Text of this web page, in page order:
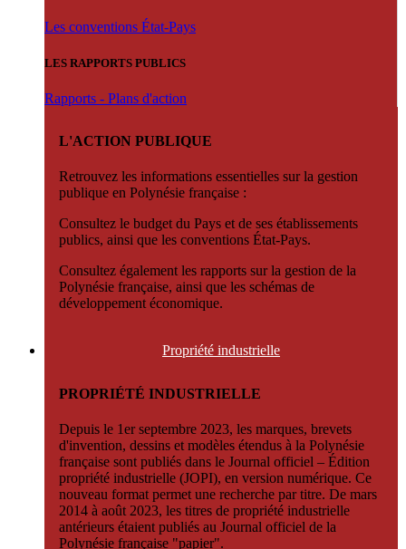
Les conventions État-Pays
LES RAPPORTS PUBLICS
Rapports - Plans d'action
L'ACTION PUBLIQUE
Retrouvez les informations essentielles sur la gestion
publique en Polynésie française :
Consultez le budget du Pays et de ses établissements
publics, ainsi que les conventions État-Pays.
Consultez également les rapports sur la gestion de la
Polynésie française, ainsi que les schémas de
développement économique.
Propriété industrielle
PROPRIÉTÉ INDUSTRIELLE
Depuis le 1er septembre 2023, les marques, brevets
d'invention, dessins et modèles étendus à la Polynésie
française sont publiés dans le Journal officiel – Édition
propriété industrielle (JOPI), en version numérique. Ce
nouveau format permet une recherche par titre. De mars
2014 à août 2023, les titres de propriété industrielle
antérieurs étaient publiés au Journal officiel de la
Polynésie française "papier".